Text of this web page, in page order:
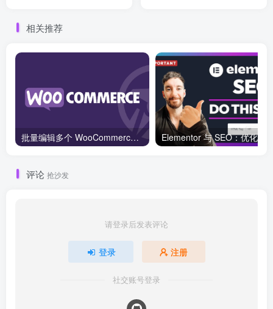
相关推荐
批量编辑多个 WooCommerce 产品变体价格的 2 个方法？
评论 抢沙发
请登录后发表评论
登录 注册
社交账号登录